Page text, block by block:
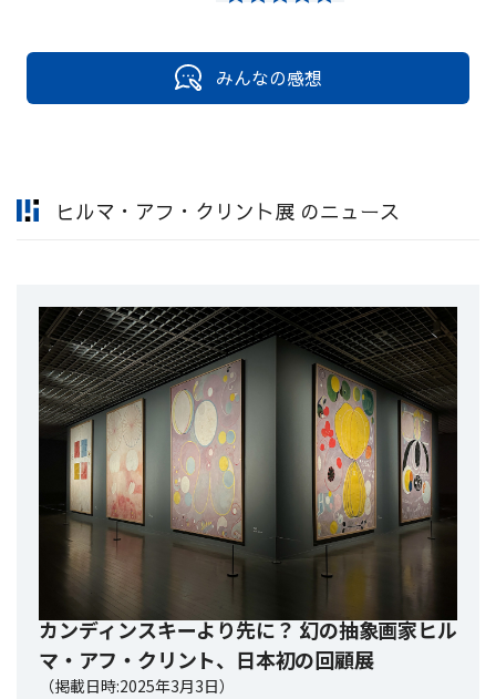
みんなの感想
ヒルマ・アフ・クリント展 のニュース
カンディンスキーより先に？ 幻の抽象画家ヒル
マ・アフ・クリント、日本初の回顧展
（掲載日時:2025年3月3日）